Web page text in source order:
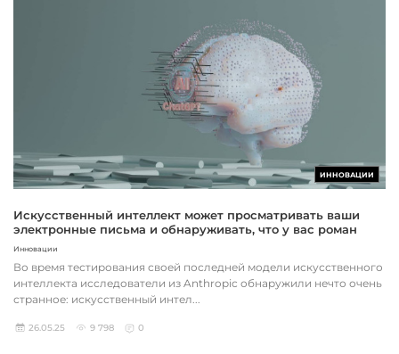
ИННОВАЦИИ
Искусственный интеллект может просматривать ваши
электронные письма и обнаруживать, что у вас роман
Инновации
Во время тестирования своей последней модели искусственного
интеллекта исследователи из Anthropic обнаружили нечто очень
странное: искусственный интел...
26.05.25 9 798 0